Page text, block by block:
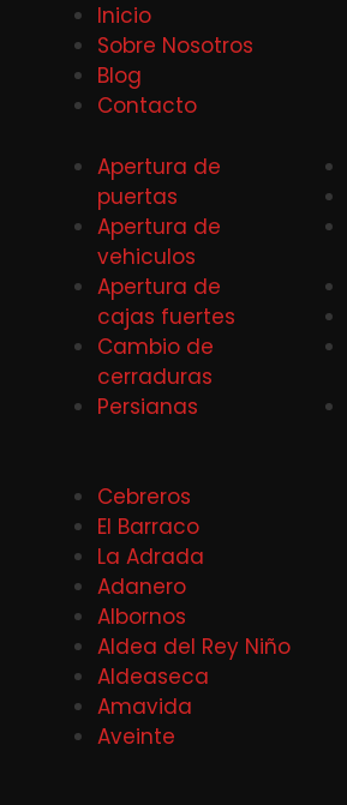
Inicio
Sobre Nosotros
Blog
Contacto
Apertura de
puertas
Apertura de
vehiculos
Apertura de
cajas fuertes
Cambio de
cerraduras
Persianas
Cebreros
El Barraco
La Adrada
Adanero
Albornos
Aldea del Rey Niño
Aldeaseca
Amavida
Aveinte